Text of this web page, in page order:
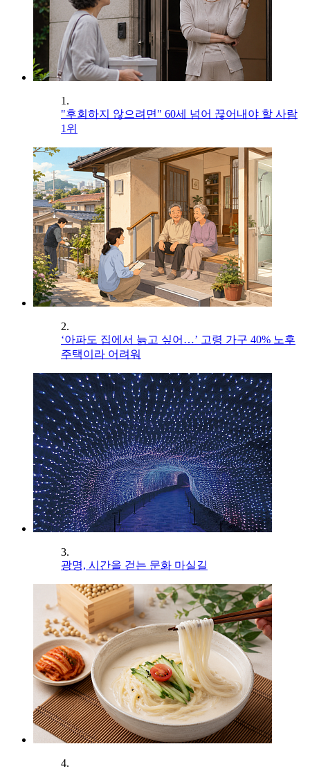
1.
"후회하지 않으려면" 60세 넘어 끊어내야 할 사람
1위
2.
‘아파도 집에서 늙고 싶어…’ 고령 가구 40% 노후
주택이라 어려워
3.
광명, 시간을 걷는 문화 마실길
4.